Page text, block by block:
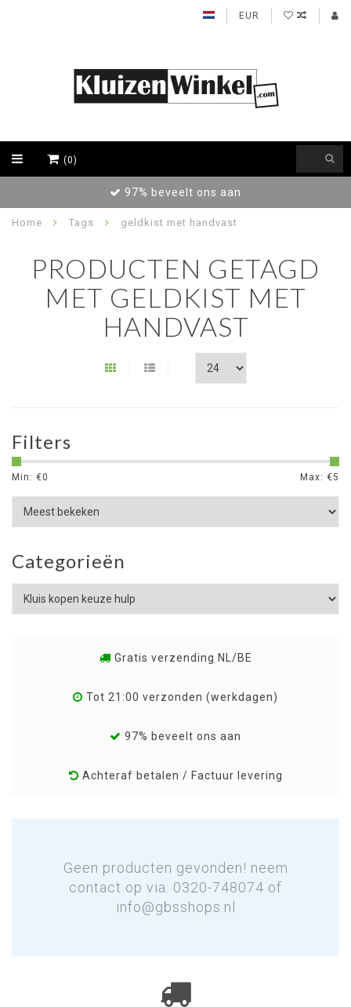
EUR
(0)
97% beveelt ons aan
Home Tags geldkist met handvast
PRODUCTEN GETAGD
MET GELDKIST MET
HANDVAST
Filters
Min: €0 Max: €5
Categorieën
Gratis verzending NL/BE
Tot 21:00 verzonden (werkdagen)
97% beveelt ons aan
Achteraf betalen / Factuur levering
Geen producten gevonden! neem
contact op via: 0320-748074 of
info@gbsshops.nl